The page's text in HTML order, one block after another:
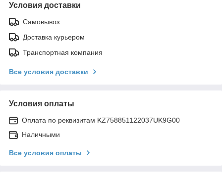
Условия доставки
Самовывоз
Доставка курьером
Транспортная компания
Все условия доставки
Условия оплаты
Оплата по реквизитам KZ758851122037UK9G00
Наличными
Все условия оплаты